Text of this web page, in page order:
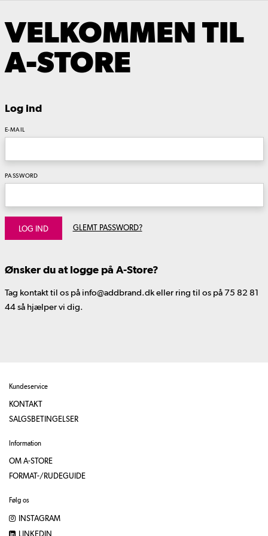
VELKOMMEN TIL
A-STORE
Log ind
E-MAIL
PASSWORD
LOG IND GLEMT PASSWORD?
Ønsker du at logge på A-Store?
Tag kontakt til os på info@addbrand.dk eller ring til os på 75 82 81
44 så hjælper vi dig.
Kundeservice
KONTAKT
SALGSBETINGELSER
Information
OM A-STORE
FORMAT-/RUDEGUIDE
Følg os
INSTAGRAM